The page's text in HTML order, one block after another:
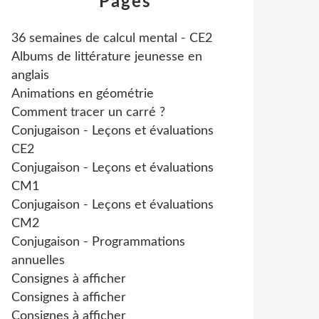
36 semaines de calcul mental - CE2
Albums de littérature jeunesse en
anglais
Animations en géométrie
Comment tracer un carré ?
Conjugaison - Leçons et évaluations
CE2
Conjugaison - Leçons et évaluations
CM1
Conjugaison - Leçons et évaluations
CM2
Conjugaison - Programmations
annuelles
Consignes à afficher
Consignes à afficher
Consignes à afficher